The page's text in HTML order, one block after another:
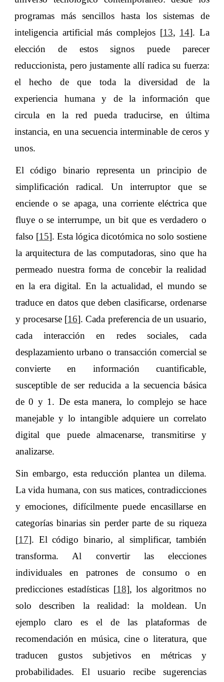
programas más sencillos hasta los sistemas de
inteligencia artificial más complejos [13, 14]. La
elección de estos signos puede parecer
reduccionista, pero justamente allí radica su fuerza:
el hecho de que toda la diversidad de la
experiencia humana y de la información que
circula en la red pueda traducirse, en última
instancia, en una secuencia interminable de ceros y
unos.
El código binario representa un principio de
simplificación radical. Un interruptor que se
enciende o se apaga, una corriente eléctrica que
fluye o se interrumpe, un bit que es verdadero o
falso [15]. Esta lógica dicotómica no solo sostiene
la arquitectura de las computadoras, sino que ha
permeado nuestra forma de concebir la realidad
en la era digital. En la actualidad, el mundo se
traduce en datos que deben clasificarse, ordenarse
y procesarse [16]. Cada preferencia de un usuario,
cada interacción en redes sociales, cada
desplazamiento urbano o transacción comercial se
convierte en información cuantificable,
susceptible de ser reducida a la secuencia básica
de 0 y 1. De esta manera, lo complejo se hace
manejable y lo intangible adquiere un correlato
digital que puede almacenarse, transmitirse y
analizarse.
Sin embargo, esta reducción plantea un dilema.
La vida humana, con sus matices, contradicciones
y emociones, difícilmente puede encasillarse en
categorías binarias sin perder parte de su riqueza
[17]. El código binario, al simplificar, también
transforma. Al convertir las elecciones
individuales en patrones de consumo o en
predicciones estadísticas [18], los algoritmos no
solo describen la realidad: la moldean. Un
ejemplo claro es el de las plataformas de
recomendación en música, cine o literatura, que
traducen gustos subjetivos en métricas y
probabilidades. El usuario recibe sugerencias